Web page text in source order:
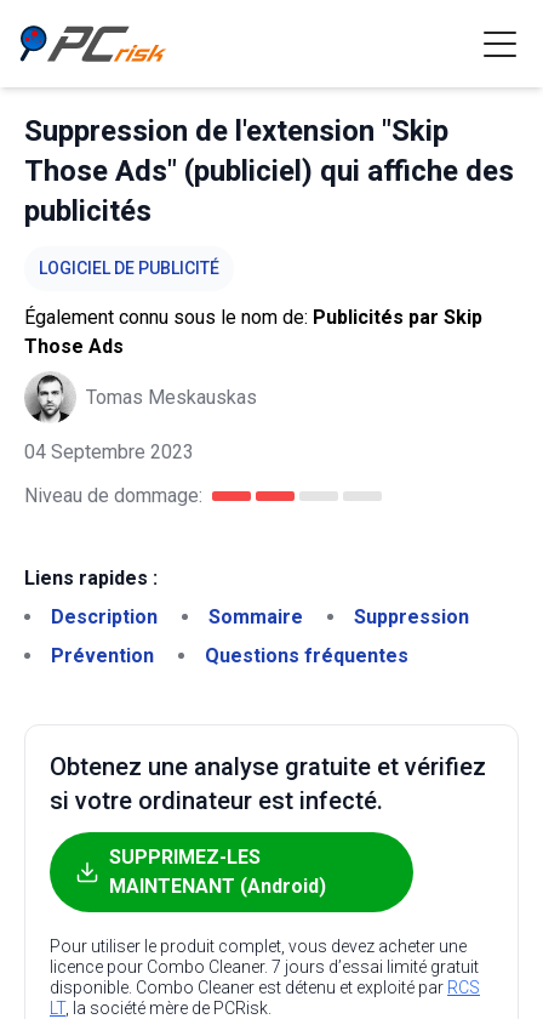
Suppression de l'extension "Skip
Those Ads" (publiciel) qui affiche des
publicités
LOGICIEL DE PUBLICITÉ
Également connu sous le nom de: Publicités par Skip
Those Ads
Tomas Meskauskas
04 Septembre 2023
Niveau de dommage:
Liens rapides :
Description
Sommaire
Suppression
Prévention
Questions fréquentes
Obtenez une analyse gratuite et vérifiez
si votre ordinateur est infecté.
SUPPRIMEZ-LES
MAINTENANT (Android)
Pour utiliser le produit complet, vous devez acheter une
licence pour Combo Cleaner. 7 jours d’essai limité gratuit
disponible. Combo Cleaner est détenu et exploité par RCS
LT, la société mère de PCRisk.